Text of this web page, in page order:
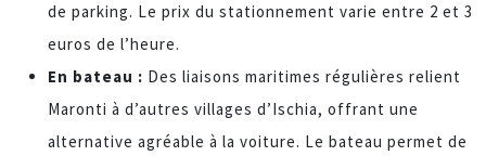
de parking. Le prix du stationnement varie entre 2 et 3
euros de l’heure.
En bateau : Des liaisons maritimes régulières relient
Maronti à d’autres villages d’Ischia, offrant une
alternative agréable à la voiture. Le bateau permet de